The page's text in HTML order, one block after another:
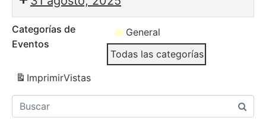
Categorías de
Eventos
General
Todas las categorías
ImprimirVistas